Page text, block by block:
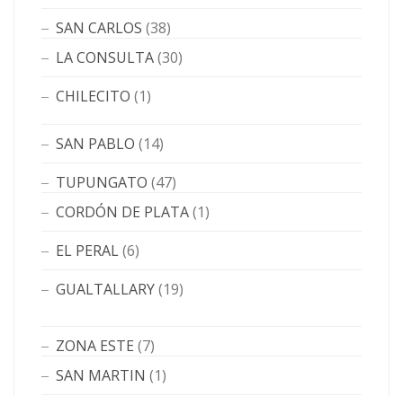
SAN CARLOS (38)
LA CONSULTA(30)
CHILECITO (1)
SAN PABLO (14)
TUPUNGATO (47)
CORDÓN DE PLATA(1)
EL PERAL(6)
GUALTALLARY(19)
ZONA ESTE (7)
SAN MARTIN (1)